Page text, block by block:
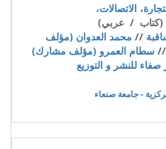
(التجارة، الاتصالات،
/ عربي)
// محمد العدوان (مؤلف
// سطام العمرو (مؤلف مشارك)
للنشر و التوزيع
- جامعة صنعاء